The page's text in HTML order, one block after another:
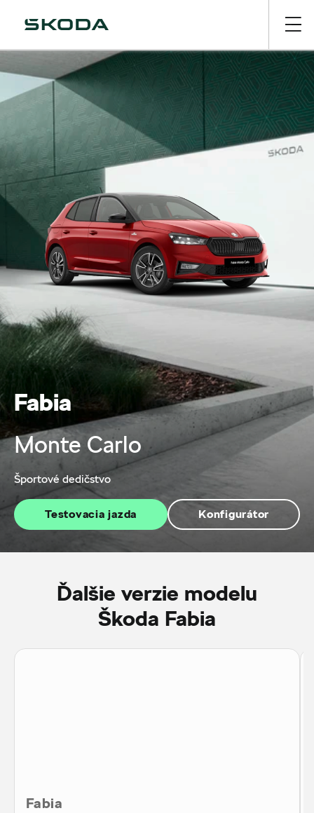
Fabia
Monte Carlo
Športové dedičstvo
Testovacia jazda Konfigurátor
Ďalšie verzie modelu
Škoda Fabia
Fabia